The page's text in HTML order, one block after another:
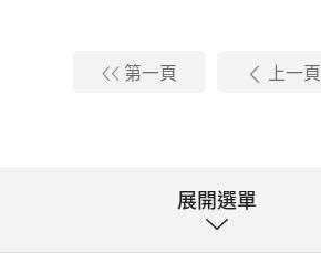
第一頁 上一頁
展開選單